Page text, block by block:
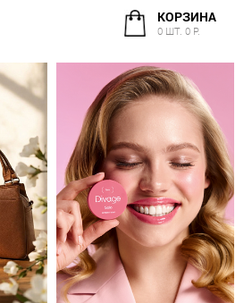
КОРЗИНА
0 ШТ. 0 Р.